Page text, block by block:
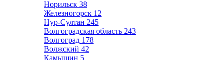
Норильск 38
Железногорск 12
Нур-Султан 245
Волгоградская область 243
Волгоград 178
Волжский 42
Камышин 5